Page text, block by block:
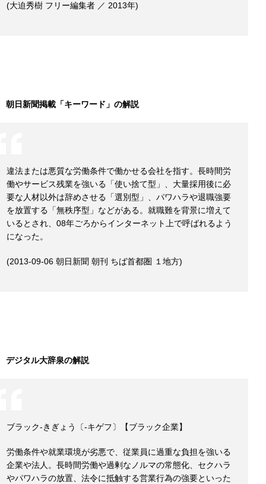
(大迫秀樹 フリー編集者 ／ 2013年)
朝日新聞掲載「キーワード」の解説
違法または悪質な労働条件で働かせる会社を指す。長時間労
働やサービス残業を強いる「使い捨て型」、大量採用後に必
要な人材以外は辞めさせる「選別型」、パワハラや退職強要
を放置する「無秩序型」などがある。就職難を背景に増えて
いるとされ、08年ごろからインターネット上で呼ばれるよう
になった。
(2013-09-06 朝日新聞 朝刊 ちば首都圏 １地方)
デジタル大辞泉の解説
ブラック‐きぎょう〔‐キゲフ〕【ブラック企業】
労働条件や就業環境が劣悪で、従業員に過重な負担を強いる
企業や法人。長時間労働や過剰なノルマの常態化、セクハラ
やパワハラの放置、法令に抵触する営業行為の強要といった